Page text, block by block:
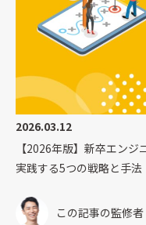
2026.03.12
【2026年版】新卒エン
実践する5つの戦略と手法
この記事の監修